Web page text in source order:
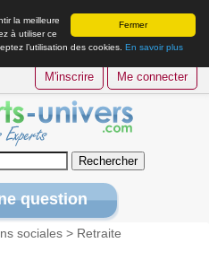
Fermer
la meilleure
à utiliser ce
l’utilisation des cookies. En savoir plus
M'inscrire Me connecter
question
sociales > Retraite